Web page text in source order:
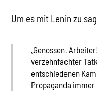
Um es mit Lenin zu
„Genossen,
verzehnfachter
entschiedenen
Propaganda